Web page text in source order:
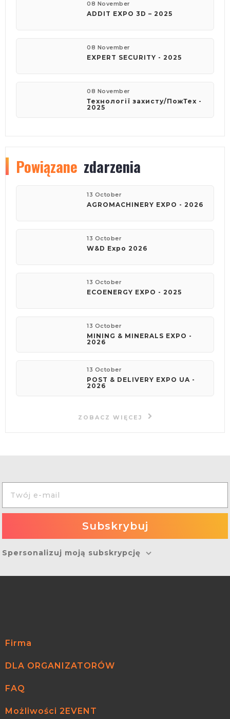
08 November
ADDIT EXPO 3D – 2025
08 November
EXPERT SECURITY - 2025
08 November
Технології захисту/ПожТех -
2025
Powiązane zdarzenia
13 October
AGROMACHINERY EXPO - 2026
13 October
W&D Expo 2026
13 October
ECOENERGY EXPO - 2025
13 October
MINING & MINERALS EXPO -
2026
13 October
POST & DELIVERY EXPO UA -
2026
ZOBACZ WIĘCEJ
Spersonalizuj moją subskrypcję
Firma
DLA ORGANIZATORÓW
FAQ
Możliwości 2EVENT